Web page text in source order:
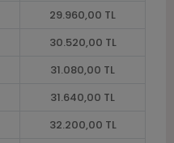
29.960,00 TL
30.520,00 TL
31.080,00 TL
31.640,00 TL
32.200,00 TL